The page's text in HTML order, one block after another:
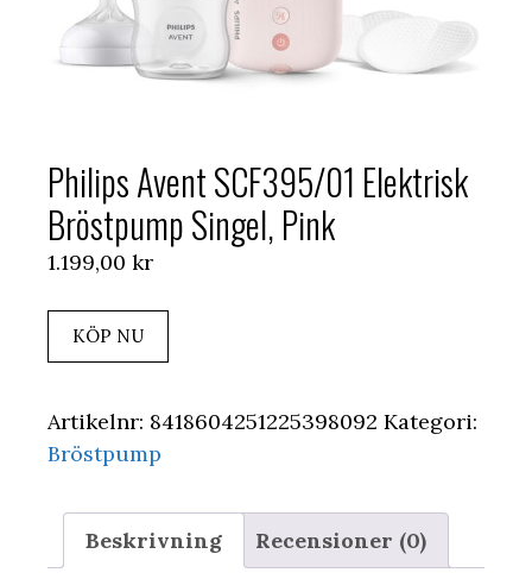
Philips Avent SCF395/01 Elektrisk
Bröstpump Singel, Pink
1.199,00 kr
KÖP NU
Artikelnr: 8418604251225398092 Kategori:
Bröstpump
Beskrivning Recensioner (0)